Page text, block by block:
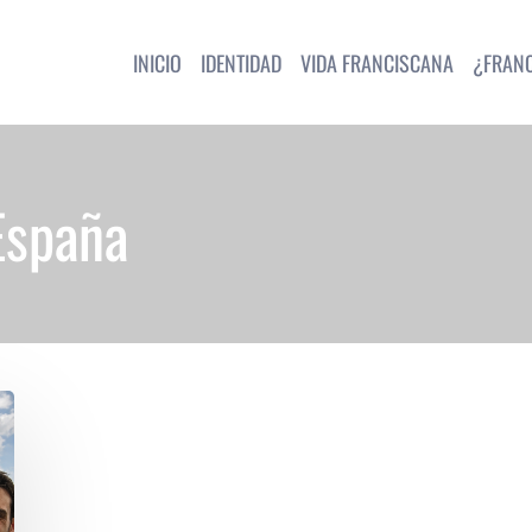
INICIO IDENTIDAD VIDA FRANCISCANA